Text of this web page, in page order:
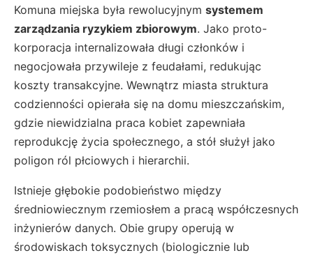
Komuna miejska była rewolucyjnym systemem
zarządzania ryzykiem zbiorowym. Jako proto-
korporacja internalizowała długi członków i
negocjowała przywileje z feudałami, redukując
koszty transakcyjne. Wewnątrz miasta struktura
codzienności opierała się na domu mieszczańskim,
gdzie niewidzialna praca kobiet zapewniała
reprodukcję życia społecznego, a stół służył jako
poligon ról płciowych i hierarchii.
Istnieje głębokie podobieństwo między
średniowiecznym rzemiosłem a pracą współczesnych
inżynierów danych. Obie grupy operują w
środowiskach toksycznych (biologicznie lub